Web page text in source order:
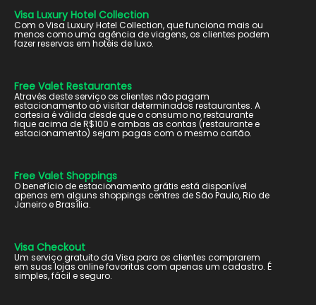
Visa Luxury Hotel Collection
Com o Visa Luxury Hotel Collection, que funciona mais ou
menos como uma agência de viagens, os clientes podem
fazer reservas em hotéis de luxo.
Free Valet Restaurantes
Através deste serviço os clientes não pagam
estacionamento ao visitar determinados restaurantes. A
cortesia é válida desde que o consumo no restaurante
fique acima de R$100 e ambas as contas (restaurante e
estacionamento) sejam pagas com o mesmo cartão.
Free Valet Shoppings
O benefício de estacionamento grátis está disponível
apenas em alguns shoppings centres de São Paulo, Rio de
Janeiro e Brasília.
Visa Checkout
Um serviço gratuito da Visa para os clientes comprarem
em suas lojas online favoritas com apenas um cadastro. É
simples, fácil e seguro.